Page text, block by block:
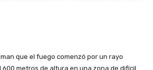
que el fuego comenzó por un rayo
metros de altura en una zona de difícil